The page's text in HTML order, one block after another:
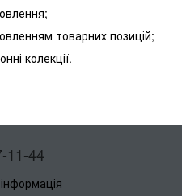
товарних позицій;
колекції.
11-44